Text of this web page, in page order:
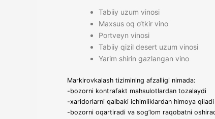
Tabiiy uzum vinosi
Maxsus oq o‘tkir vino
Portveyn vinosi
Tabiiy qizil desert uzum vinosi
Yarim shirin gazlangan vino
Markirovkalash tizimining afzalligi nimada:
-bozorni kontrafakt mahsulotlardan tozalaydi
-xaridorlarni qalbaki ichimliklardan himoya qiladi
-bozorni oqartiradi va sog’lom raqobatni